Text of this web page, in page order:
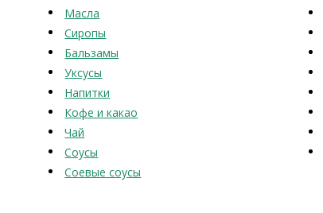
Масла
Сиропы
Бальзамы
Уксусы
Напитки
Кофе и какао
Чай
Соусы
Соевые соусы